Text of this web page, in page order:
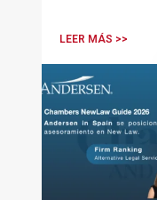
LEER MÁS >>